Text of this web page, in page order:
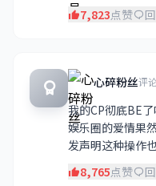
7,823点赞
心碎粉丝评
我的CP彻底BE
娱乐圈的爱情果
发声明这种操作
8,765点赞